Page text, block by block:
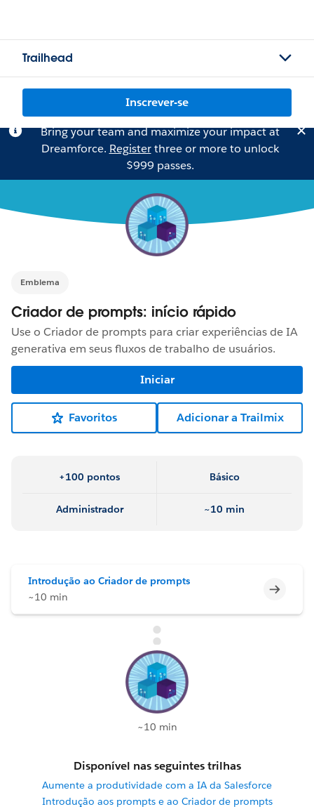
Trailhead
Inscrever-se
Bring your team and maximize your impact at
Dreamforce. Registerthree or more to unlock
$999 passes.
Emblema
Criador de prompts: início rápido
Use o Criador de prompts para criar experiências de IA
generativa em seus fluxos de trabalho de usuários.
Iniciar
Favoritos Adicionar a Trailmix
+100 pontos Básico
Administrador ~10 min
Introdução ao Criador de prompts
~10 min
~10 min
Disponível nas seguintes trilhas
Aumente a produtividade com a IA da Salesforce
Introdução aos prompts e ao Criador de prompts